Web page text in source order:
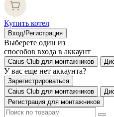
Купить котел
Вход/Регистрация
Выберете один из
способов входа в аккаунт
Caius Club для монтажников
У вас еще нет аккаунта?
Зарегистрироваться
Caius Club для монтажников
Регистрация для монтажников